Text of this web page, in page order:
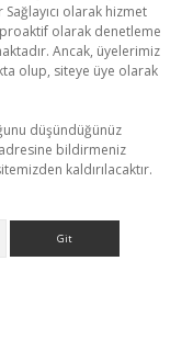
olarak hizmet
olarak denetleme
Ancak, üyelerimiz
olup, siteye üye olarak
düşündüğünüz
adresine bildirmeniz
kaldırılacaktır.